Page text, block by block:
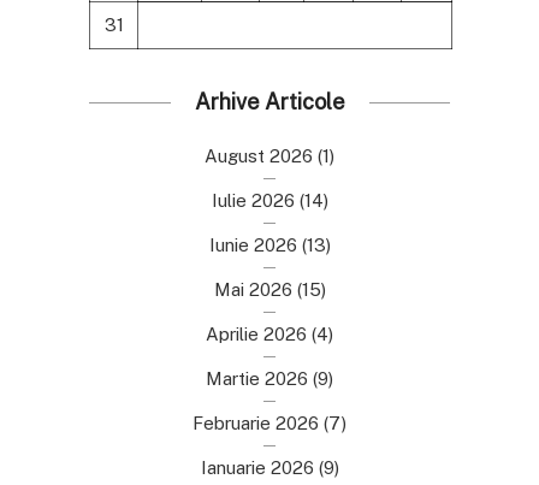
31
Arhive Articole
August 2026 (1)
Iulie 2026 (14)
Iunie 2026 (13)
Mai 2026 (15)
Aprilie 2026 (4)
Martie 2026 (9)
Februarie 2026 (7)
Ianuarie 2026 (9)